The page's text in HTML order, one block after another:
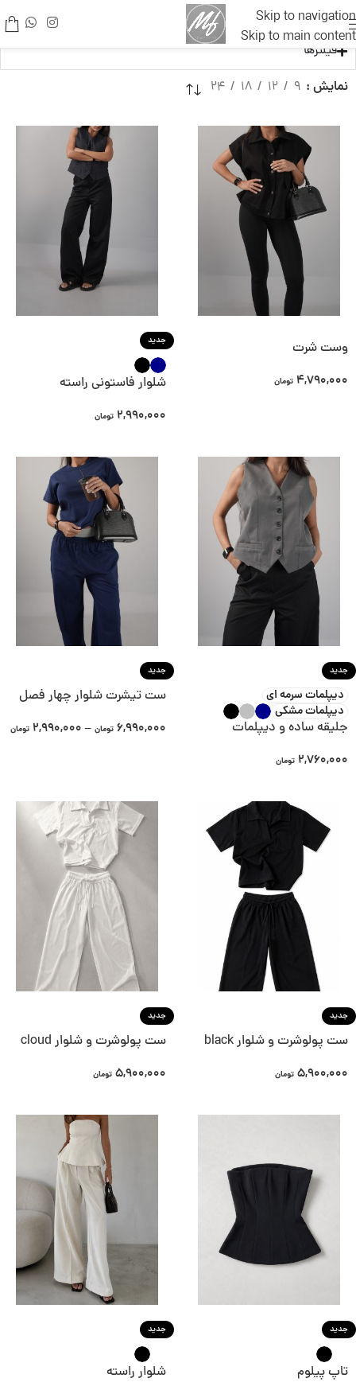
Skip to navigation
Skip to main content
فیلترها
نمایش
9
12
18
24
وست‌ شرت
4,790,000 تومان
جدید
شلوار فاستونی راسته
2,990,000 تومان
جدید
دیپلمات سرمه ای
دیپلمات مشکی
جلیقه ساده و دیپلمات
2,760,000 تومان
جدید
ست تیشرت شلوار چهار فصل
6,990,000 تومان –
2,990,000 تومان
جدید
ست پولوشرت و شلوار black
5,900,000 تومان
جدید
ست پولوشرت و شلوار cloud
5,900,000 تومان
جدید
تاپ پیلوم
جدید
شلوار راسته